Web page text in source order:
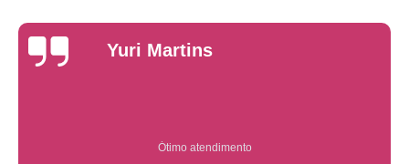
Yuri Martins
Ótimo atendimento